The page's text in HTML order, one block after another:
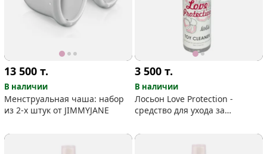
13 500т.
В наличии
Менструальная чаша: набор
из 2-х штук от JIMMYJANE
3 500т.
В наличии
Лосьон Love Protection -
средство для ухода за